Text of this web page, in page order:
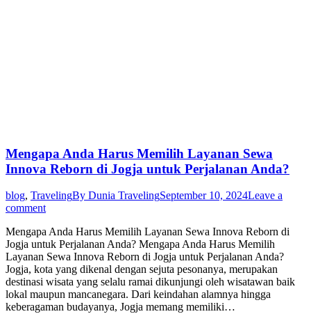
Mengapa Anda Harus Memilih Layanan Sewa
Innova Reborn di Jogja untuk Perjalanan Anda?
blog, TravelingBy Dunia TravelingSeptember 10, 2024Leave a
comment
Mengapa Anda Harus Memilih Layanan Sewa Innova Reborn di
Jogja untuk Perjalanan Anda? Mengapa Anda Harus Memilih
Layanan Sewa Innova Reborn di Jogja untuk Perjalanan Anda?
Jogja, kota yang dikenal dengan sejuta pesonanya, merupakan
destinasi wisata yang selalu ramai dikunjungi oleh wisatawan baik
lokal maupun mancanegara. Dari keindahan alamnya hingga
keberagaman budayanya, Jogja memang memiliki…